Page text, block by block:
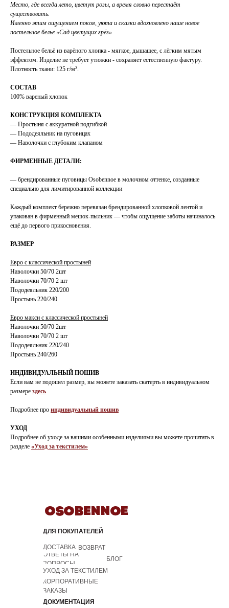
Место, где всегда лето, цветут розы, а время словно перестаёт
существовать.
Именно этим ощущением покоя, уюта и сказки вдохновлено наше новое
постельное белье «Сад цветущих грёз»
Постельное бельё из варёного хлопка - мягкое, дышащее, с лёгким мятым
эффектом. Изделие не требует утюжки - сохраняет естественную фактуру.
Плотность ткани: 125 г/м².
СОСТАВ
100% вареный хлопок
КОНСТРУКЦИЯ КОМПЛЕКТА
— Простыня с аккуратной подгибкой
— Пододеяльник на пуговицах
— Наволочки с глубоким клапаном
ФИРМЕННЫЕ ДЕТАЛИ:
— брендированные пуговицы Osobennoe в молочном оттенке, созданные
специально для лимитированной коллекции
Каждый комплект бережно перевязан брендированной хлопковой лентой и
упакован в фирменный мешок-пыльник — чтобы ощущение заботы начиналось
ещё до первого прикосновения.
РАЗМЕР
Евро с классической простыней
Наволочки 50/70 2шт
Наволочки 70/70 2 шт
Пододеяльник 220/200
Простынь 220/240
Евро макси с классической простыней
Наволочки 50/70 2шт
Наволочки 70/70 2 шт
Пододеяльник 220/240
Простынь 240/260
ИНДИВИДУАЛЬНЫЙ ПОШИВ
Если вам не подошел размер, вы можете заказать скатерть в индивидуальном
размере здесь
Подробнее про индивидуальный пошив
УХОД
Подробнее об уходе за вашими особенными изделиями вы можете прочитать в
разделе «Уход за текстилем»
ДЛЯ ПОКУПАТЕЛЕЙ
ДОСТАВКА ВОЗВРАТ
ОТВЕТЫ НА
ВОПРОСЫ
БЛОГ
УХОД ЗА ТЕКСТИЛЕМ
КОРПОРАТИВНЫЕ
ЗАКАЗЫ
ДОКУМЕНТАЦИЯ